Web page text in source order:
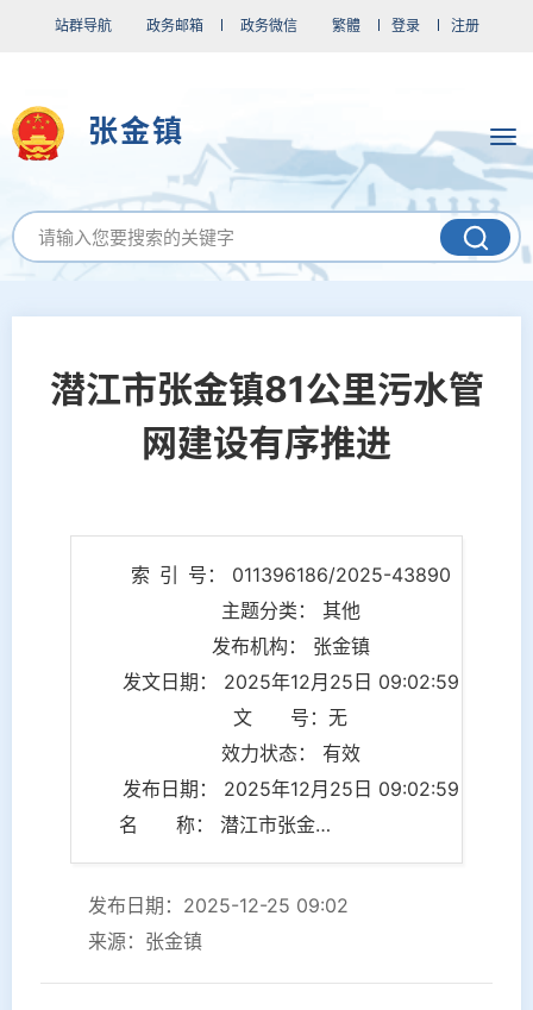
站群导航 政务邮箱 政务微信 繁體 登录 注册
张金镇
潜江市张金镇81公里污水管
网建设有序推进
索 引 号： 011396186/2025-43890
主题分类： 其他
发布机构： 张金镇
发文日期： 2025年12月25日 09:02:59
文 号：无
效力状态： 有效
发布日期： 2025年12月25日 09:02:59
名 称： 潜江市张金镇81公里污水管网建设有序推进
发布日期：2025-12-25 09:02
来源：张金镇